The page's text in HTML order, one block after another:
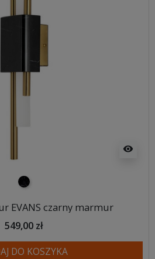
visibility
czarny marmur
EVANS czarny marmur
549,00 zł
DO KOSZYKA